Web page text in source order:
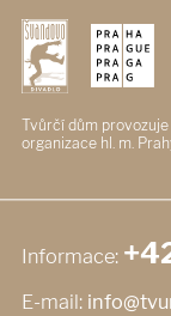
Tvůrčí dům
organizace hl. m.
Informace:
E-mail: